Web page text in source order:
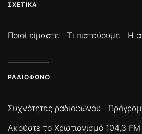
ΣΧΕΤΙΚΆ
Ποιοί είμαστε Τι πιστεύουμε Η
ΡΑΔΙΌΦΩΝΟ
Συχνότητες ραδιοφώνου
Ακούστε το Χριστιανισμό 104,3 FM